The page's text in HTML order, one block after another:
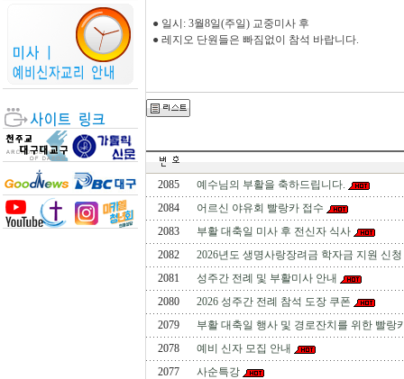
● 일시: 3월8일(주일) 교중미사 후
● 레지오 단원들은 빠짐없이 참석 바랍니다.
2085
예수님의 부활을 축하드립니다.
2084
어르신 야유회 빨랑카 접수
2083
부활 대축일 미사 후 전신자 식사
2082
2026년도 생명사랑장려금 학자금 지원 신
2081
성주간 전례 및 부활미사 안내
2080
2026 성주간 전례 참석 도장 쿠폰
2079
부활 대축일 행사 및 경로잔치를 위한 빨랑
2078
예비 신자 모집 안내
2077
사순특강